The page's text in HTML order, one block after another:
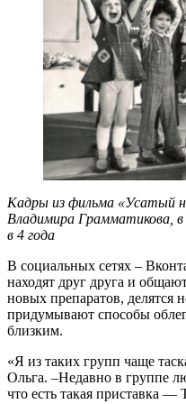
Кадры из фильма «Усатый
Владимира Грамматикова, в
в 4 года
В социальных сетях –
находят друг друга и
новых препаратов, делятся
придумывают способы
близким.
«Я из таких групп чаще
Ольга. –Недавно в группе
что есть такая приставка